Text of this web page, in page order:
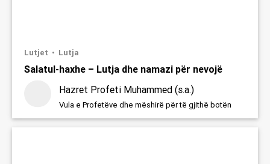
Lutjet Lutja
Salatul-haxhe – Lutja dhe namazi për nevojë
Hazret Profeti Muhammed (s.a.)
Vula e Profetëve dhe mëshirë për të gjithë botën